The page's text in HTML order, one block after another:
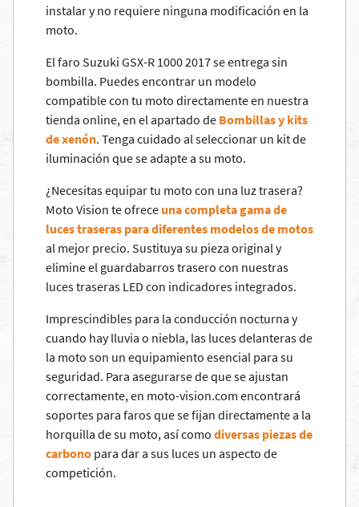
instalar y no requiere ninguna modificación en la
moto.
El faro Suzuki GSX-R 1000 2017 se entrega sin
bombilla. Puedes encontrar un modelo
compatible con tu moto directamente en nuestra
tienda online, en el apartado de Bombillas y kits
de xenón. Tenga cuidado al seleccionar un kit de
iluminación que se adapte a su moto.
¿Necesitas equipar tu moto con una luz trasera?
Moto Vision te ofrece una completa gama de
luces traseras para diferentes modelos de motos
al mejor precio. Sustituya su pieza original y
elimine el guardabarros trasero con nuestras
luces traseras LED con indicadores integrados.
Imprescindibles para la conducción nocturna y
cuando hay lluvia o niebla, las luces delanteras de
la moto son un equipamiento esencial para su
seguridad. Para asegurarse de que se ajustan
correctamente, en moto-vision.com encontrará
soportes para faros que se fijan directamente a la
horquilla de su moto, así como diversas piezas de
carbono para dar a sus luces un aspecto de
competición.